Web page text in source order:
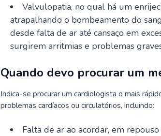
Valvulopatia, no qual há um
atrapalhando o bombeamento do
desde falta de ar até cansaço em
surgirem arritmias e problemas
Quando devo procurar um
Indica-se procurar um cardiologista o mais
problemas cardíacos ou circulatórios, incluindo:
Falta de ar ao acordar, em